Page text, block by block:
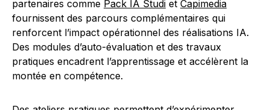
partenaires comme Pack IA Studi et Capimedia
fournissent des parcours complémentaires qui
renforcent l’impact opérationnel des réalisations IA.
Des modules d’auto-évaluation et des travaux
pratiques encadrent l’apprentissage et accélèrent la
montée en compétence.